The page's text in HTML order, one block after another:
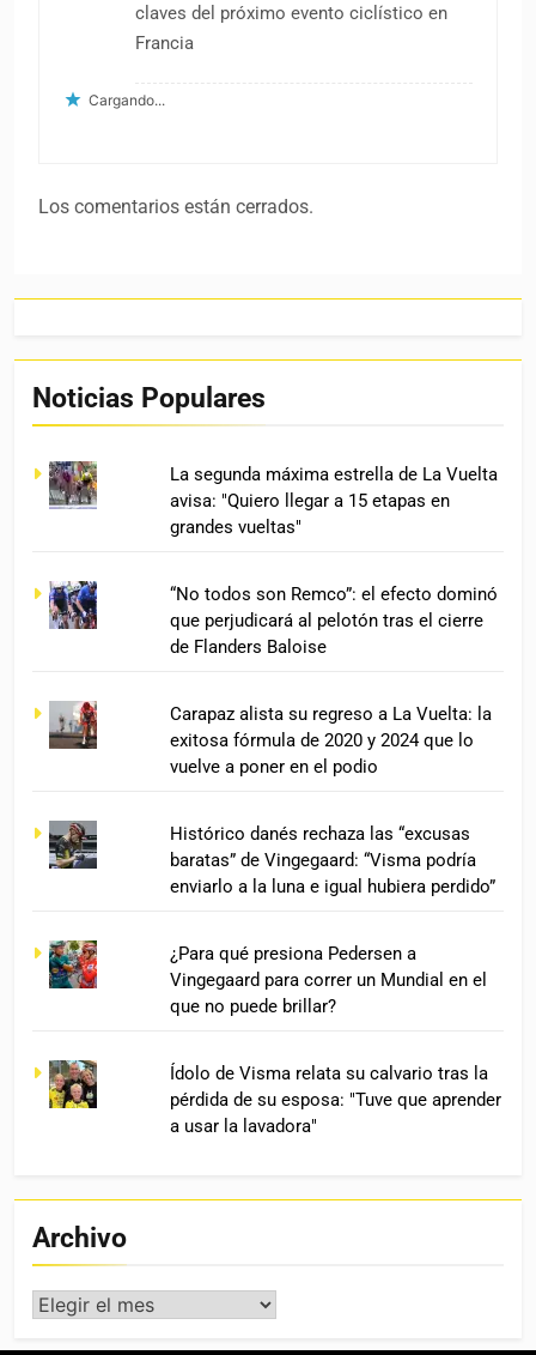
claves del próximo evento ciclístico en
Francia
Cargando...
Los comentarios están cerrados.
Noticias Populares
La segunda máxima estrella de La Vuelta
avisa: "Quiero llegar a 15 etapas en
grandes vueltas"
“No todos son Remco”: el efecto dominó
que perjudicará al pelotón tras el cierre
de Flanders Baloise
Carapaz alista su regreso a La Vuelta: la
exitosa fórmula de 2020 y 2024 que lo
vuelve a poner en el podio
Histórico danés rechaza las “excusas
baratas” de Vingegaard: “Visma podría
enviarlo a la luna e igual hubiera perdido”
¿Para qué presiona Pedersen a
Vingegaard para correr un Mundial en el
que no puede brillar?
Ídolo de Visma relata su calvario tras la
pérdida de su esposa: "Tuve que aprender
a usar la lavadora"
Archivo
Archivo